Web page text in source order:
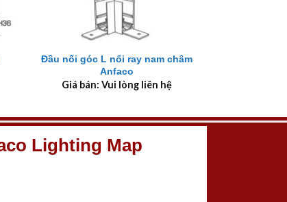
Đầu nối góc L nổi ray nam châm
Anfaco
Giá bán: Vui lòng liên hệ
Lighting Map